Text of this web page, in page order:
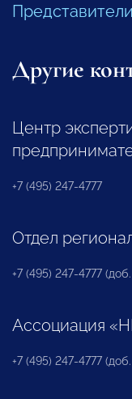
Другие
Центр
+7 (495) 247-4777
Отдел
+7 (495) 247-4777 (доб.
Ассоциация
+7 (495) 247-4777